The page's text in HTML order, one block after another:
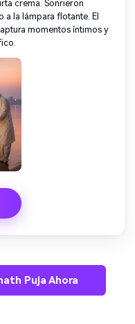
crema. Sonrieron
a la lámpara flotante. El
momentos íntimos y
Puja Ahora